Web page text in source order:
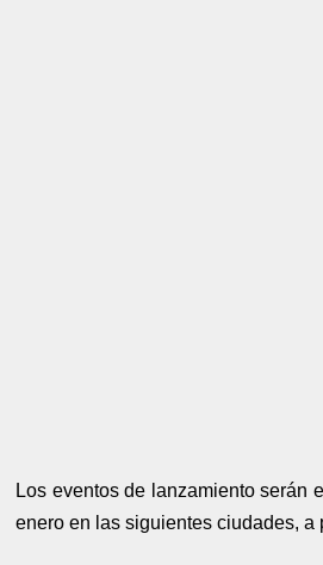
Los eventos de lanzamiento serán
enero en las siguientes ciudades, a